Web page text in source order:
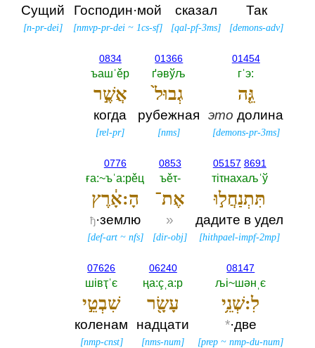
Так
[demons-adv]
сказал
[qal-pf-3ms]
Господин·мой
[nmvp-pr-dei ~1cs-sf]
Сущий
[n-pr-dei]
01454
гˈэ:‎
גֵּ֤ה
это долина
[demons-pr-3ms]
01366
ґәвўљ
גְבוּל֙
рубежная
[nms]
0834
ъашˈěр
אֲשֶׁ֣ר
когда
[rel-pr]
05157 8691
тiτнахаљˈў
תִּתְנַחֲל֣וּ
дадите в удел
[hithpael-impf-2mp]
0853
ъěτ-‎
אֶת־
»
[dir-obj]
0776
ға:~ъˈа:рěц
הָ:אָ֔רֶץ
ђ·землю
[def-art~ nfs]
08147
љi~шәнˌє
לִ:שְׁנֵ֥י
*·две
[prep ~nmp-du-num]
06240
ңа:çˌа:р
עָשָׂ֖ר
надцати
[nms-num]
07626
шiвҭˈє
שִׁבְטֵ֣י
коленам
[nmp-cnst]